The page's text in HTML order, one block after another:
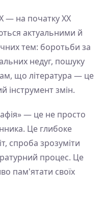
— на початку XX
актуальними й
тем: боротьби за
недуг, пошуку
що література — це
інструмент змін.
— це не просто
Це глибоке
спроба зрозуміти
процес. Це
пам'ятати своїх